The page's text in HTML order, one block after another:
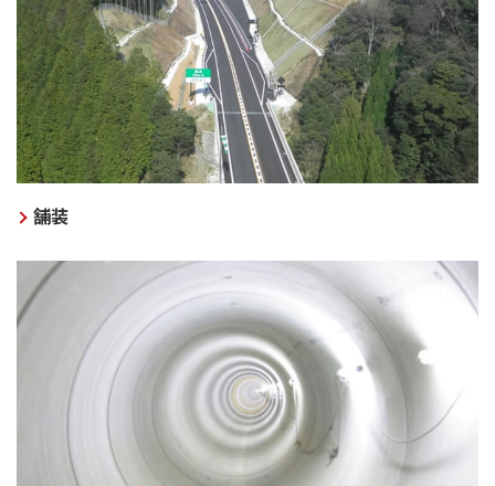
舗装